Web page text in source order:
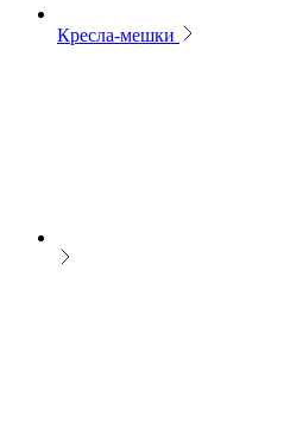
Кресла-мешки